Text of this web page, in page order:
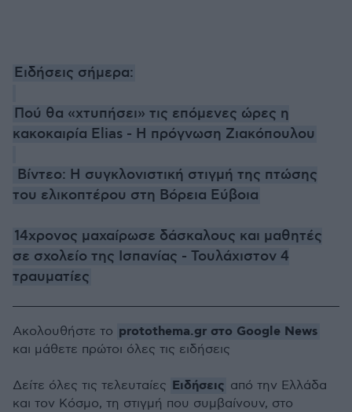
Ειδήσεις σήμερα:
Πού θα «χτυπήσει» τις επόμενες ώρες η
κακοκαιρία Elias - Η πρόγνωση Ζιακόπουλου
Βίντεο: Η συγκλονιστική στιγμή της πτώσης
του ελικοπτέρου στη Βόρεια Εύβοια
14χρονος μαχαίρωσε δάσκαλους και μαθητές
σε σχολείο της Ισπανίας - Τουλάχιστον 4
τραυματίες
Ακολουθήστε το protothema.gr στο Google News
και μάθετε πρώτοι όλες τις ειδήσεις
Δείτε όλες τις τελευταίες Ειδήσεις από την Ελλάδα
και τον Κόσμο, τη στιγμή που συμβαίνουν, στο